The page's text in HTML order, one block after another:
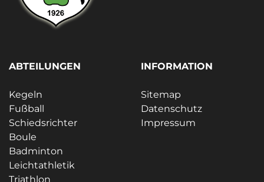
ABTEILUNGEN
Kegeln
Fußball
Schiedsrichter
Boule
Badminton
Leichtathletik
Triathlon
INFORMATION
Sitemap
Datenschutz
Impressum